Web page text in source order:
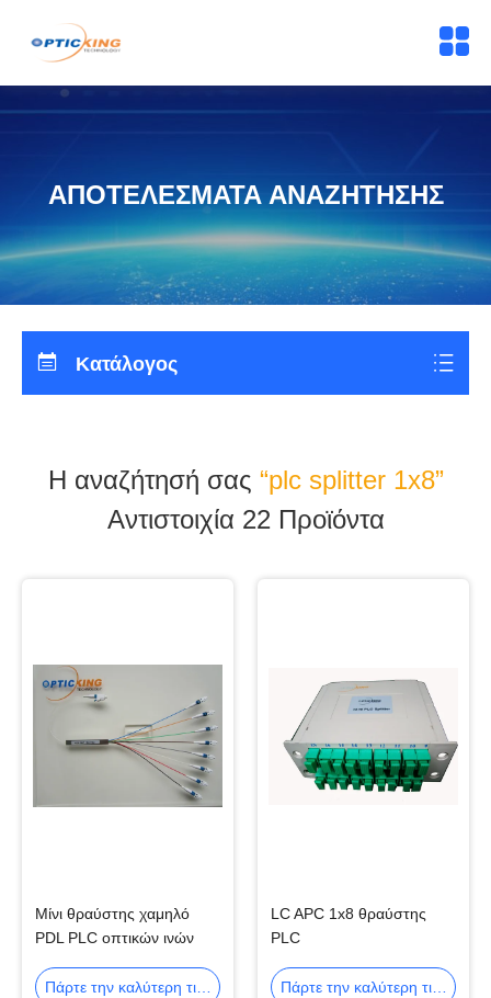
ΑΠΟΤΕΛΈΣΜΑΤΑ ΑΝΑΖΉΤΗΣΗΣ
Κατάλογος
Η αναζήτησή σας “plc splitter 1x8”
Αντιστοιχία 22 Προϊόντα
Μίνι θραύστης χαμηλό
PDL PLC οπτικών ινών
FCC ROHS CE
Πάρτε την καλύτερη τιμή
LC APC 1x8 θραύστης
PLC
Πάρτε την καλύτερη τιμή